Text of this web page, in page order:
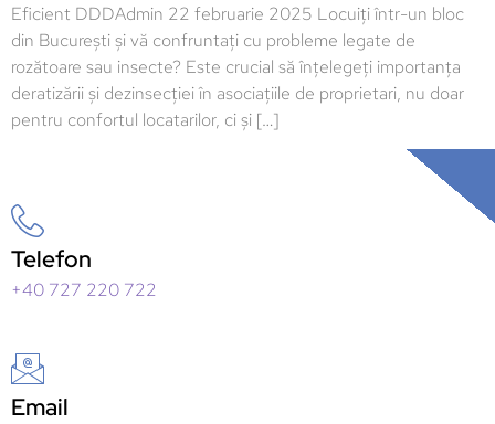
Eficient DDDAdmin 22 februarie 2025 Locuiți într-un bloc
din București și vă confruntați cu probleme legate de
rozătoare sau insecte? Este crucial să înțelegeți importanța
deratizării și dezinsecției în asociațiile de proprietari, nu doar
pentru confortul locatarilor, ci și […]
Telefon
+40 727 220 722
Email